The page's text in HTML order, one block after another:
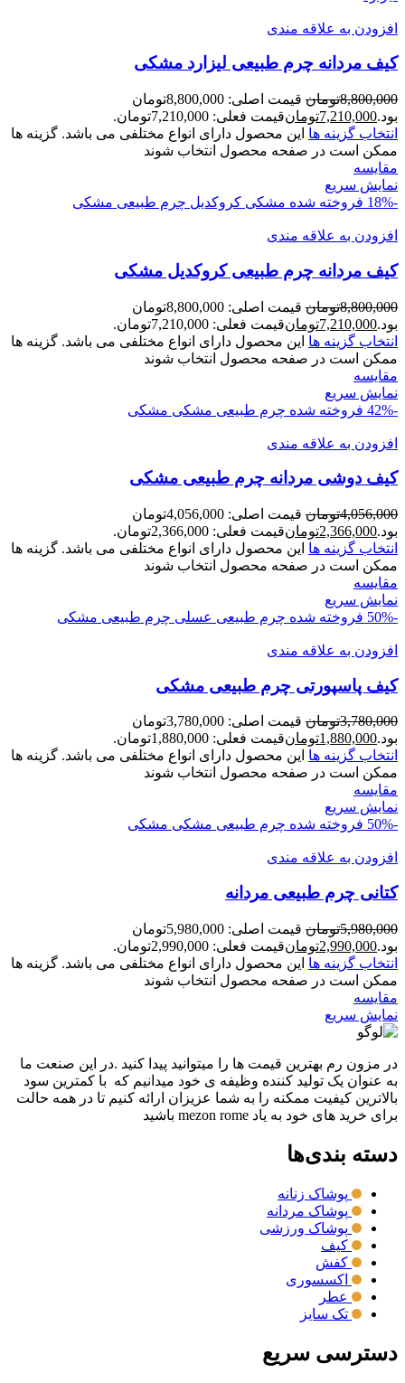
افزودن به علاقه مندی
کیف مردانه چرم طبیعی لیزارد مشکی
8,800,000تومان
قیمت اصلی: 8,800,000تومان
بود.7,210,000تومانقیمت فعلی: 7,210,000تومان.
انتخاب گزینه ها این محصول دارای انواع مختلفی می باشد. گزینه ها
ممکن است در صفحه محصول انتخاب شوند
مقايسه
نمایش سریع
-18%
فروخته شده مشکی کروکدیل چرم طبیعی مشکی
افزودن به علاقه مندی
کیف مردانه چرم طبیعی کروکدیل مشکی
8,800,000تومان
قیمت اصلی: 8,800,000تومان
بود.7,210,000تومانقیمت فعلی: 7,210,000تومان.
انتخاب گزینه ها این محصول دارای انواع مختلفی می باشد. گزینه ها
ممکن است در صفحه محصول انتخاب شوند
مقايسه
نمایش سریع
-42%
فروخته شده چرم طبیعی مشکی مشکی
افزودن به علاقه مندی
کیف دوشی مردانه چرم طبیعی مشکی
4,056,000تومان
قیمت اصلی: 4,056,000تومان
بود.2,366,000تومانقیمت فعلی: 2,366,000تومان.
انتخاب گزینه ها این محصول دارای انواع مختلفی می باشد. گزینه ها
ممکن است در صفحه محصول انتخاب شوند
مقايسه
نمایش سریع
-50%
فروخته شده چرم طبیعی عسلی چرم طبیعی مشکی
افزودن به علاقه مندی
کیف پاسپورتی چرم طبیعی مشکی
3,780,000تومان
قیمت اصلی: 3,780,000تومان
بود.1,880,000تومانقیمت فعلی: 1,880,000تومان.
انتخاب گزینه ها این محصول دارای انواع مختلفی می باشد. گزینه ها
ممکن است در صفحه محصول انتخاب شوند
مقايسه
نمایش سریع
-50%
فروخته شده چرم طبیعی مشکی مشکی
افزودن به علاقه مندی
کتانی چرم طبیعی مردانه
5,980,000تومان
قیمت اصلی: 5,980,000تومان
بود.2,990,000تومانقیمت فعلی: 2,990,000تومان.
انتخاب گزینه ها این محصول دارای انواع مختلفی می باشد. گزینه ها
ممکن است در صفحه محصول انتخاب شوند
مقايسه
نمایش سریع
در مزون رم بهترین قیمت ها را میتوانید پیدا کنید .در این صنعت ما
به عنوان یک تولید کننده وظیفه ی خود میدانیم که با کمترین سود
بالاترین کیفیت ممکنه را به شما عزیزان ارائه کنیم تا در همه حالت
برای خرید های خود به یاد mezon rome باشید
دسته بندی‌ها
پوشاک زنانه
پوشاک مردانه
پوشاک ورزشی
کیف
کفش
اکسسوری
عطر
تک سایز
دسترسی سریع